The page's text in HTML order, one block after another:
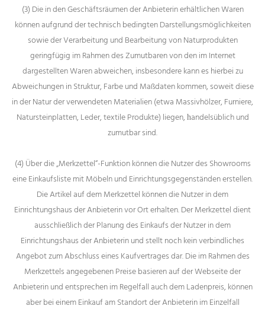
(3) Die in den Geschäftsräumen der Anbieterin erhältlichen Waren
können aufgrund der technisch bedingten Darstellungsmöglichkeiten
sowie der Verarbeitung und Bearbeitung von Naturprodukten
geringfügig im Rahmen des Zumutbaren von den im Internet
dargestellten Waren abweichen, insbesondere kann es hierbei zu
Abweichungen in Struktur, Farbe und Maßdaten kommen, soweit diese
in der Natur der verwendeten Materialien (etwa Massivhölzer, Furniere,
Natursteinplatten, Leder, textile Produkte) liegen, һandelsüblich und
zumutbar sind.
(4) Über die „Merkzettel“-Funktion können die Nutzer des Showrooms
eine Einkaufsliste mit Möbeln und Einrichtungsgegenständen erstellen.
Die Artikel auf dem Merkzettel können die Nutzer in dem
Einrichtungshaus der Anbieterin vor Ort erhalten. Der Merkzettel dient
ausschließlich der Planung des Einkaufs der Nutzer in dem
Einrichtungshaus der Anbieterin und stellt noch kein verbindliches
Angebot zum Abschluss eines Kaufvertrages dar. Die im Rahmen des
Merkzettels angegebenen Preise basieren auf der Webseite der
Anbieterin und entsprechen im Regelfall auch dem Ladenpreis, können
aber bei einem Einkauf am Standort der Anbieterin im Einzelfall